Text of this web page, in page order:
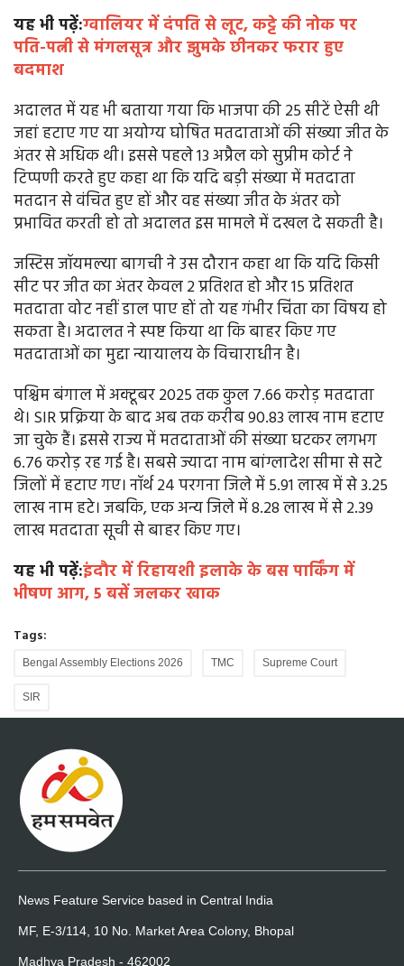
यह भी पढ़ें:ग्वालियर में दंपति से लूट, कट्टे की नोक पर
पति-पत्नी से मंगलसूत्र और झुमके छीनकर फरार हुए
बदमाश
अदालत में यह भी बताया गया कि भाजपा की 25 सीटें ऐसी थी
जहां हटाए गए या अयोग्य घोषित मतदाताओं की संख्या जीत के
अंतर से अधिक थी। इससे पहले 13 अप्रैल को सुप्रीम कोर्ट ने
टिप्पणी करते हुए कहा था कि यदि बड़ी संख्या में मतदाता
मतदान से वंचित हुए हों और वह संख्या जीत के अंतर को
प्रभावित करती हो तो अदालत इस मामले में दखल दे सकती है।
जस्टिस जॉयमल्या बागची ने उस दौरान कहा था कि यदि किसी
सीट पर जीत का अंतर केवल 2 प्रतिशत हो और 15 प्रतिशत
मतदाता वोट नहीं डाल पाए हों तो यह गंभीर चिंता का विषय हो
सकता है। अदालत ने स्पष्ट किया था कि बाहर किए गए
मतदाताओं का मुद्दा न्यायालय के विचाराधीन है।
पश्चिम बंगाल में अक्टूबर 2025 तक कुल 7.66 करोड़ मतदाता
थे। SIR प्रक्रिया के बाद अब तक करीब 90.83 लाख नाम हटाए
जा चुके हैं। इससे राज्य में मतदाताओं की संख्या घटकर लगभग
6.76 करोड़ रह गई है। सबसे ज्यादा नाम बांग्लादेश सीमा से सटे
जिलों में हटाए गए। नॉर्थ 24 परगना जिले में 5.91 लाख में से 3.25
लाख नाम हटे। जबकि, एक अन्य जिले में 8.28 लाख में से 2.39
लाख मतदाता सूची से बाहर किए गए।
यह भी पढ़ें:इंदौर में रिहायशी इलाके के बस पार्किंग में
भीषण आग, 5 बसें जलकर खाक
Tags:
Bengal Assembly Elections 2026 TMC Supreme Court
SIR
News Feature Service based in Central India
MF, E-3/114, 10 No. Market Area Colony, Bhopal
Madhya Pradesh - 462002